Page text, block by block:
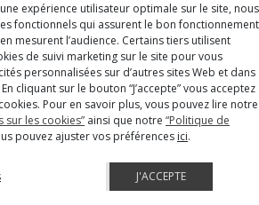
expérience utilisateur optimale sur le site, nous
fonctionnels qui assurent le bon fonctionnement
mesurent l’audience. Certains tiers utilisent
de suivi marketing sur le site pour vous
personnalisées sur d’autres sites Web et dans
cliquant sur le bouton “J’accepte” vous acceptez
Pour en savoir plus, vous pouvez lire notre
sur les cookies” ainsi que notre “Politique de
pouvez ajuster vos préférences ici.
J'ACCEPTE